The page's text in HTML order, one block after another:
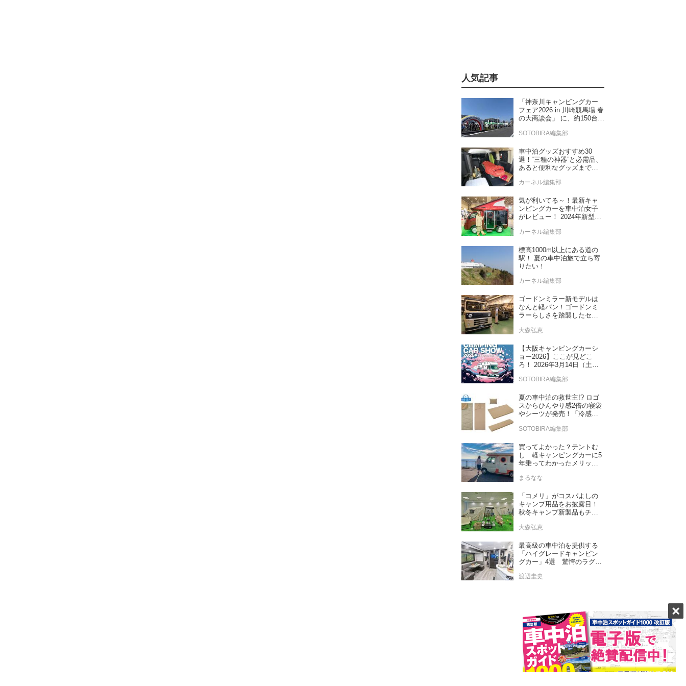
人気記事
「神奈川キャンピングカー
フェア2026 in 川崎競馬場 春
の大商談会」 に、約150台の
SOTOBIRA編集部
車中泊グッズおすすめ30
選！“三種の神器”と必需品、
あると便利なグッズまで車
カーネル編集部
気が利いてる～！最新キャ
ンピングカーを車中泊女子
がレビュー！ 2024年新型モ
カーネル編集部
標高1000m以上にある道の
駅！ 夏の車中泊旅で立ち寄
りたい！
カーネル編集部
ゴードンミラー新モデルは
なんと軽バン！ゴードンミ
ラーらしさを踏襲したセン
売！
大森弘恵
【大阪キャンピングカーシ
ョー2026】ここが見どこ
ろ！ 2026年3月14日（土）
大阪
SOTOBIRA編集部
夏の車中泊の救世主!? ロゴ
スからひんやり感2倍の寝袋
やシーツが発売！「冷感・
SOTOBIRA編集部
買ってよかった？テントむ
し 軽キャンピングカーに5
年乗ってわかったメリット
まるなな
「コメリ」がコスパよしの
キャンプ用品をお披露目！
秋冬キャンプ新製品もチェ
大森弘恵
最高級の車中泊を提供する
「ハイグレードキャンピン
グカー」4選 驚愕のラグジ
渡辺圭史